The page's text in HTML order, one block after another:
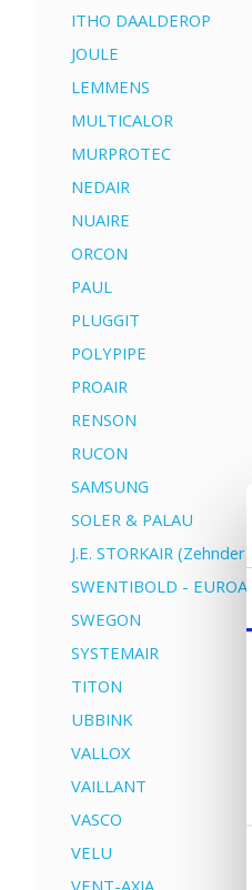
ITHO DAALDEROP
JOULE
LEMMENS
MULTICALOR
MURPROTEC
NEDAIR
NUAIRE
ORCON
PAUL
PLUGGIT
POLYPIPE
PROAIR
RENSON
RUCON
SAMSUNG
SOLER & PALAU
J.E. STORKAIR (Zehnder)
SWENTIBOLD - EUROAIR
SWEGON
SYSTEMAIR
TITON
UBBINK
VALLOX
VAILLANT
VASCO
VELU